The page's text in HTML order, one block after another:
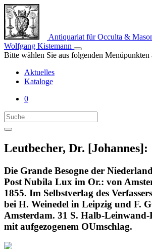
Antiquariat für Occulta &
Wolfgang Kistemann
Bitte wählen Sie aus folgenden Menüpunkten
Aktuelles
Kataloge
0
Leutbecher, Dr. [Johannes]:
Die Grande Besogne der
Post Nubila Lux im Or.: von
1855. Im Selbstverlag des
bei H. Weinedel in Leipzig und F.
Amsterdam. 31 S. Halb-
mit aufgezogenem OUmschlag.